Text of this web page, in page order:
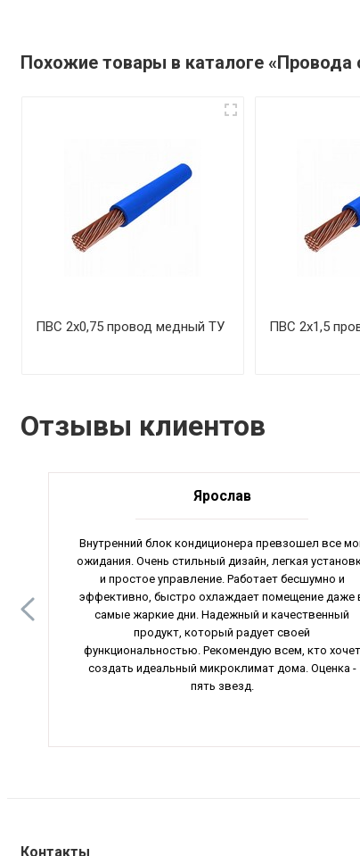
Похожие товары в каталоге «Провода
ПВС 2х0,75 провод медный ТУ ПВС 2х1,5
Отзывы клиентов
Ярослав
Внутренний блок кондиционера превзошел все
ожидания. Очень стильный дизайн, легкая
и простое управление. Работает бесшумно и
эффективно, быстро охлаждает помещение даже
самые жаркие дни. Надежный и качественный
продукт, который радует своей
функциональностью. Рекомендую всем, кто хочет
создать идеальный микроклимат дома. Оценка -
пять звезд.
Контакты